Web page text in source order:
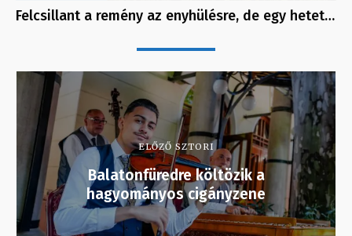
Felcsillant a remény az enyhülésre, de egy hetet…
ELŐZŐ SZTORI
Balatonfüredre költözik a
hagyományos cigányzene